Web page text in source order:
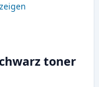
toner